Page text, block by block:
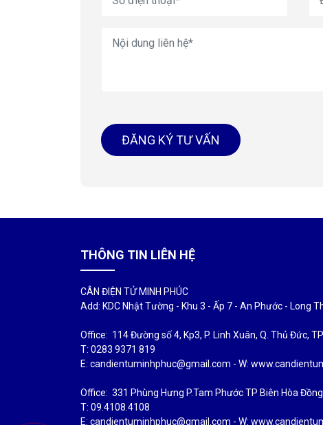
ĐĂNG KÝ TƯ VẤN
THÔNG TIN LIÊN HỆ
CÂN ĐIỆN TỬ MINH PHÚC
Add: KDC Nhật Tường - Khu 3 - Ấp 7 - An Phước - Long
Office: 114 Đường số 4, Kp3, P. Linh Xuân, Q. Thủ Đức,
T: 0283 9371 819
E: candientuminhphuc@gmail.com - W:
Office: 331 Phùng Hưng P.Tam Phước TP Biên Hòa
T: 09.4108.4108
E: candientuminhphuc@gmail.com - W: